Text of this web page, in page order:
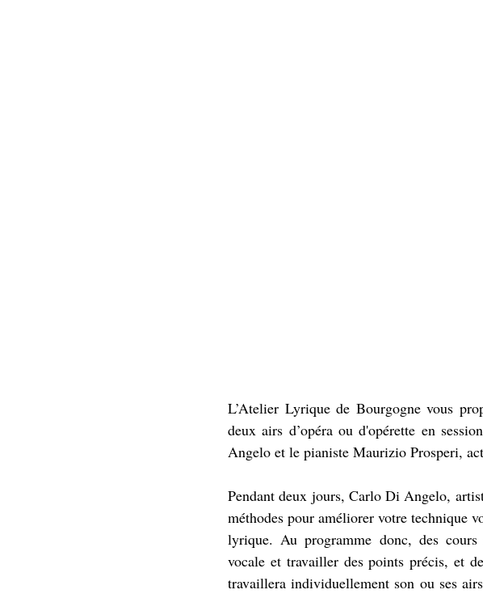
L’Atelier Lyrique de Bourgogne vous
deux airs d’opéra ou d'opérette en
Angelo et le pianiste Maurizio Prosperi,
Pendant deux jours, Carlo Di Angelo,
méthodes pour améliorer votre technique
lyrique. Au programme donc, des
vocale et travailler des points précis, et
travaillera individuellement son ou ses